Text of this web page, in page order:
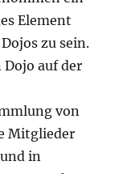
Element
zu sein.
auf der
von
Mitglieder
in